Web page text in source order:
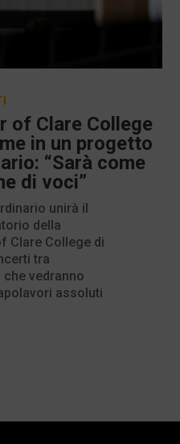
of Clare College
in un progetto
“Sarà come
di voci”
unirà il
della
Clare College di
tra
vedranno
assoluti